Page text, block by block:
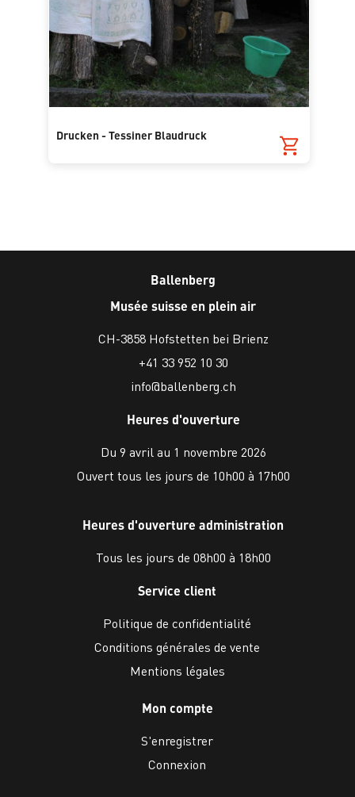
Drucken - Tessiner Blaudruck
Ballenberg
Musée suisse en plein air
CH-3858 Hofstetten bei Brienz
+41 33 952 10 30
info@ballenberg.ch
Heures d'ouverture
Du 9 avril au 1 novembre 2026
Ouvert tous les jours de 10h00 à 17h00
Heures d'ouverture administration
Tous les jours de 08h00 à 18h00
Service client
Politique de confidentialité
Conditions générales de vente
Mentions légales
Mon compte
S'enregistrer
Connexion